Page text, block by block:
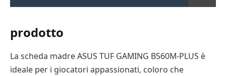
prodotto
La scheda madre ASUS TUF GAMING B560M-PLUS è
ideale per i giocatori appassionati, coloro che